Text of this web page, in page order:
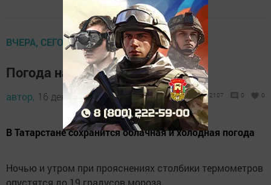
ВЧЕРА, СЕГОДНЯ, ЗАВТРА
Погода на завтра, 17 декабря
автор, 16 декабря 2018 - 19:38 2107 0 0
В Татарстане сохранится облачная и холодная погода
Ночью и утром при прояснениях столбики термометров